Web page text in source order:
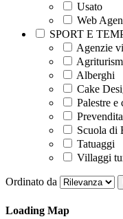
Usato
Web
SPORT E
Agenzie
Alberghi
Cake
Palestre e
Scuola di
Tatuaggi
Villaggi
Ordinato da
Loading Map